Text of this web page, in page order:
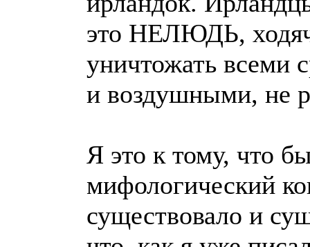
это НЕЛЮДЬ,
уничтожать всеми
и воздушными, не
Я это к тому, что
мифологический
существовало и